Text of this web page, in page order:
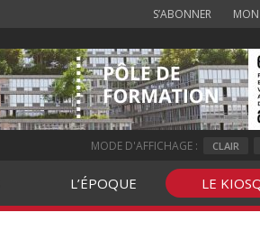
S’ABONNER
MODE D'AFFICHAGE : CLAIR
L’ÉPOQUE LE